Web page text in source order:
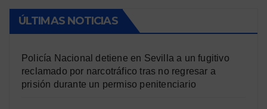
ÚLTIMAS NOTICIAS
Policía Nacional detiene en Sevilla a un fugitivo
reclamado por narcotráfico tras no regresar a
prisión durante un permiso penitenciario